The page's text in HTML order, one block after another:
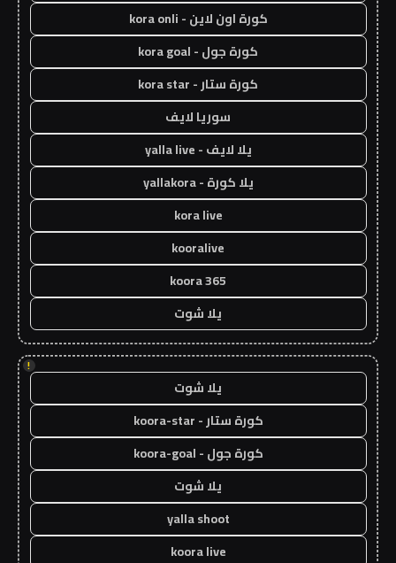
كورة اون لاين - kora onli
كورة جول - kora goal
كورة ستار - kora star
سوريا لايف
يلا لايف - yalla live
يلا كورة - yallakora
kora live
kooralive
koora 365
يلا شوت
!
يلا شوت
كورة ستار - koora-star
كورة جول - koora-goal
يلا شوت
yalla shoot
koora live